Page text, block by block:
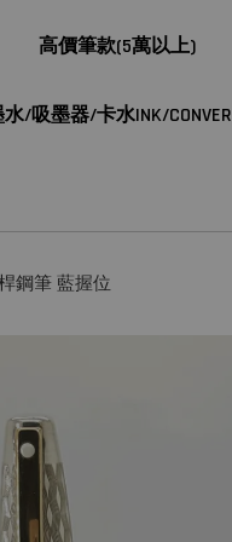
高價筆款(5萬以上)
/吸墨器/卡水INK/
鋼筆 藍握位